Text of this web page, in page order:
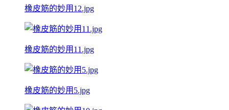
橡皮筋的妙用12.jpg
橡皮筋的妙用11.jpg
橡皮筋的妙用5.jpg